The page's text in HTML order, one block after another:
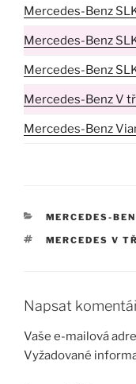
Mercedes-Benz
Mercedes-Benz
Mercedes-Benz
Mercedes-Benz V
Mercedes-Benz
RUBRIKY
MERCEDES-
ŠTÍTKY
MERCEDES V
Napsat
Vaše e-mailová
Vyžadované